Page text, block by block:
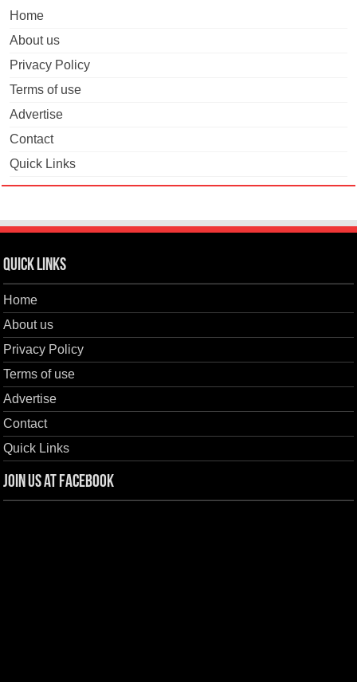
Home
About us
Privacy Policy
Terms of use
Advertise
Contact
Quick Links
Quick Links
Home
About us
Privacy Policy
Terms of use
Advertise
Contact
Quick Links
Join us at Facebook